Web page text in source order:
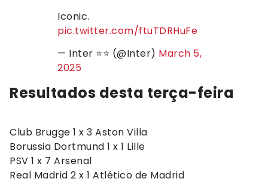
Iconic.
pic.twitter.com/ftuTDRHuFe
— Inter ⭐⭐ (@Inter) March 5,
2025
Resultados desta terça-feira
Club Brugge 1 x 3 Aston Villa
Borussia Dortmund 1 x 1 Lille
PSV 1 x 7 Arsenal
Real Madrid 2 x 1 Atlético de Madrid